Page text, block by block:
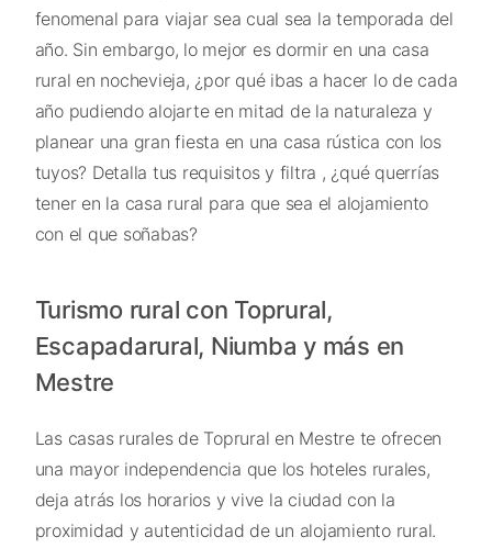
fenomenal para viajar sea cual sea la temporada del
año. Sin embargo, lo mejor es dormir en una casa
rural en nochevieja, ¿por qué ibas a hacer lo de cada
año pudiendo alojarte en mitad de la naturaleza y
planear una gran fiesta en una casa rústica con los
tuyos? Detalla tus requisitos y filtra , ¿qué querrías
tener en la casa rural para que sea el alojamiento
con el que soñabas?
Turismo rural con Toprural,
Escapadarural, Niumba y más en
Mestre
Las casas rurales de Toprural en Mestre te ofrecen
una mayor independencia que los hoteles rurales,
deja atrás los horarios y vive la ciudad con la
proximidad y autenticidad de un alojamiento rural.